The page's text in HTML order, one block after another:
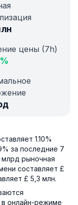
цены (7h)
%
1.10%
за последние 7
рыночная
составляет £
£ 5,3 млн.
в онлайн-режиме